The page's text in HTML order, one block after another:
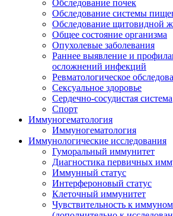
Обследование почек
Обследование системы
Обследование щитовидной
Общее состояние организма
Опухолевые заболевания
Раннее выявление и
осложнений инфекций
Ревматологическое
Сексуальное здоровье
Сердечно-сосудистая система
Спорт
Иммуногематология
Иммуногематология
Иммунологические исследования
Гуморальный иммунитет
Диагностика первичных
Иммунный статус
Интерфероновый статус
Клеточный иммунитет
Чувствительность к